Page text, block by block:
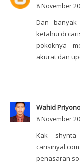
8 November
Dan
ketahui di
pokoknya
akurat dan
Wahid
8 November
Kak
penasaran